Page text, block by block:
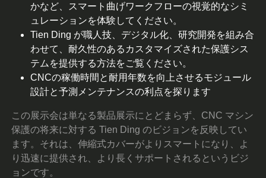
かなど、スマート曲げワークフローの視覚的なシミ
ュレーションを体験してください。
Tien Ding が職人技、デジタル化、研究開発を組み合
わせて、耐久性のあるカスタマイズされた保護シス
テムを提供する方法をご覧ください。
CNCの稼働時間と耐用年数を向上させるモジュール
設計と予測メンテナンスの利点を探ります
この展示会は単なる製品展示にとどまらず、CNC マシン
保護の将来に対する Tien Ding のビジョンを反映してい
ます。それは、伸縮式カバーがよりスマートになり、よ
り迅速に提供され、より長くサポートされるというビジ
ョンです。